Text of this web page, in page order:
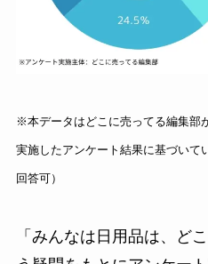
※本データはどこに売ってる編集部
実施したアンケート結果に基づいて
回答可）
「みんなは日用品は、ど